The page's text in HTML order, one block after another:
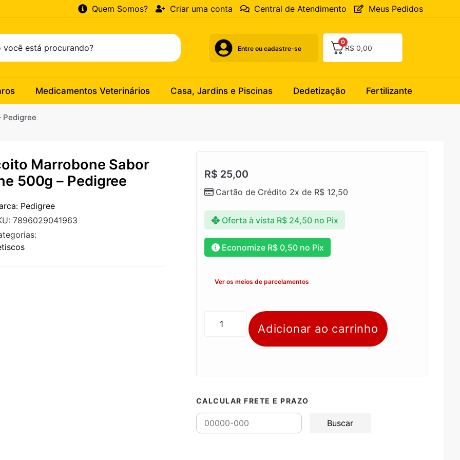
Quem Somos? Criar uma conta Central de Atendimento Meus Pedidos
Entre ou cadastre-se
0
R$ 0,00
Medicamentos Veterinários Casa, Jardins e Piscinas Dedetização Fertilizante
Marrobone Sabor
500g – Pedigree
Pedigree
7896029041963
R$ 25,00
Cartão de Crédito 2x de R$12,50
Oferta à vista R$24,50 no Pix
Economize R$0,50no Pix
Ver os meios de parcelamentos
Adicionar ao carrinho
CALCULAR FRETE E PRAZO